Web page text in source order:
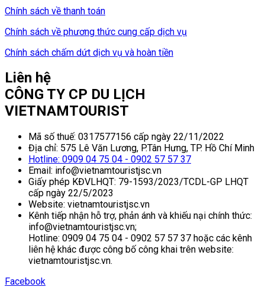
Chính sách về thanh toán
Chính sách về phương thức cung cấp dịch vụ
Chính sách chấm dứt dịch vụ và hoàn tiền
Liên hệ
CÔNG TY CP DU LỊCH
VIETNAMTOURIST
Mã số thuế: 0317577156 cấp ngày 22/11/2022
Địa chỉ: 575 Lê Văn Lương, P.Tân Hưng, TP. Hồ Chí Minh
Hotline: 0909 04 75 04 - 0902 57 57 37
Email: info@vietnamtouristjsc.vn
Giấy phép KĐVLHQT: 79-1593/2023/TCDL-GP LHQT
cấp ngày 22/5/2023
Website: vietnamtouristjsc.vn
Kênh tiếp nhận hỗ trợ, phản ánh và khiếu nại chính thức:
info@vietnamtouristjsc.vn;
Hotline: 0909 04 75 04 - 0902 57 57 37 hoặc các kênh
liên hệ khác được công bố công khai trên website:
vietnamtouristjsc.vn.
Facebook